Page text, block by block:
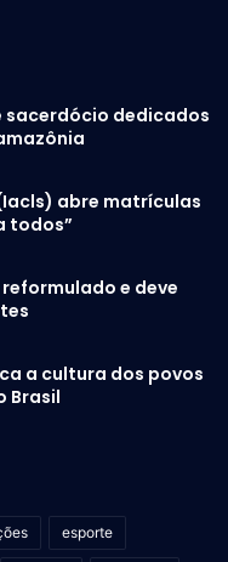
sacerdócio dedicados
abre matrículas
todos”
e deve
a cultura dos povos
Brasil
esporte